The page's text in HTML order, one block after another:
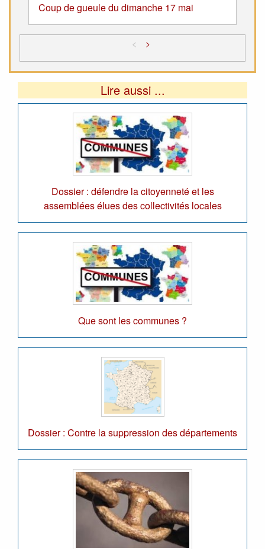
Coup de gueule du dimanche 17 mai
< >
Lire aussi ...
Dossier : défendre la citoyenneté et les
assemblées élues des collectivités locales
Que sont les communes ?
Dossier : Contre la suppression des départements